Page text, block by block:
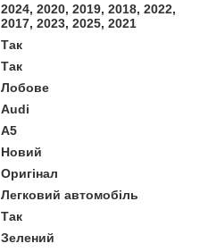
2024, 2020, 2019, 2018, 2022,
2017, 2023, 2025, 2021
Так
Так
Лобове
Audi
A5
Новий
Оригінал
Легковий автомобіль
Так
Зелений